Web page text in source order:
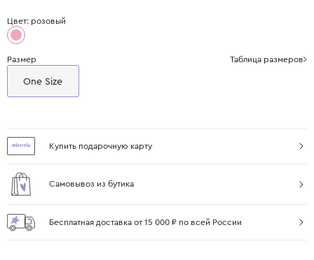
Цвет: розовый
Размер Таблица размеров
One Size
Купить подарочную карту
Самовывоз из бутика
Бесплатная доставка от 15 000 ₽ по всей России